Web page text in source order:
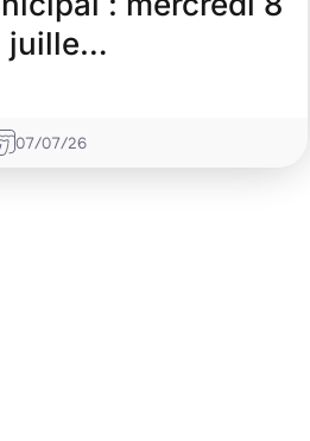
juille…
07/07/26